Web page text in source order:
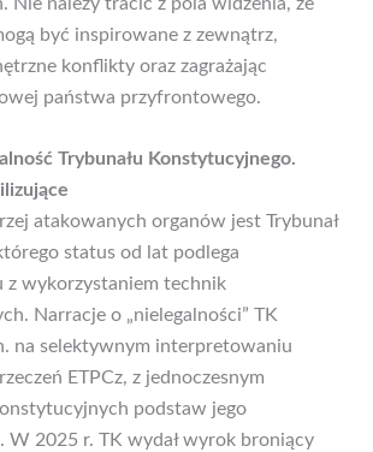
być inspirowane z zewnątrz,
konflikty oraz zagrażając
państwa przyfrontowego.
Trybunału Konstytucyjnego.
atakowanych organów jest Trybunał
status od lat podlega
z wykorzystaniem technik
Narracje o „nielegalności” TK
na selektywnym interpretowaniu
ETPCz, z jednoczesnym
podstaw jego
W 2025 r. TK wydał wyrok broniący